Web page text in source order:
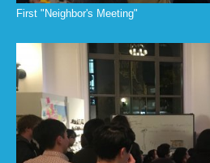
First "Neighbor's Meeting"